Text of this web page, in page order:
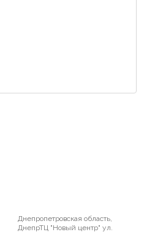
Днепропетровская область,
ДнепрТЦ "Новый центр" ул.